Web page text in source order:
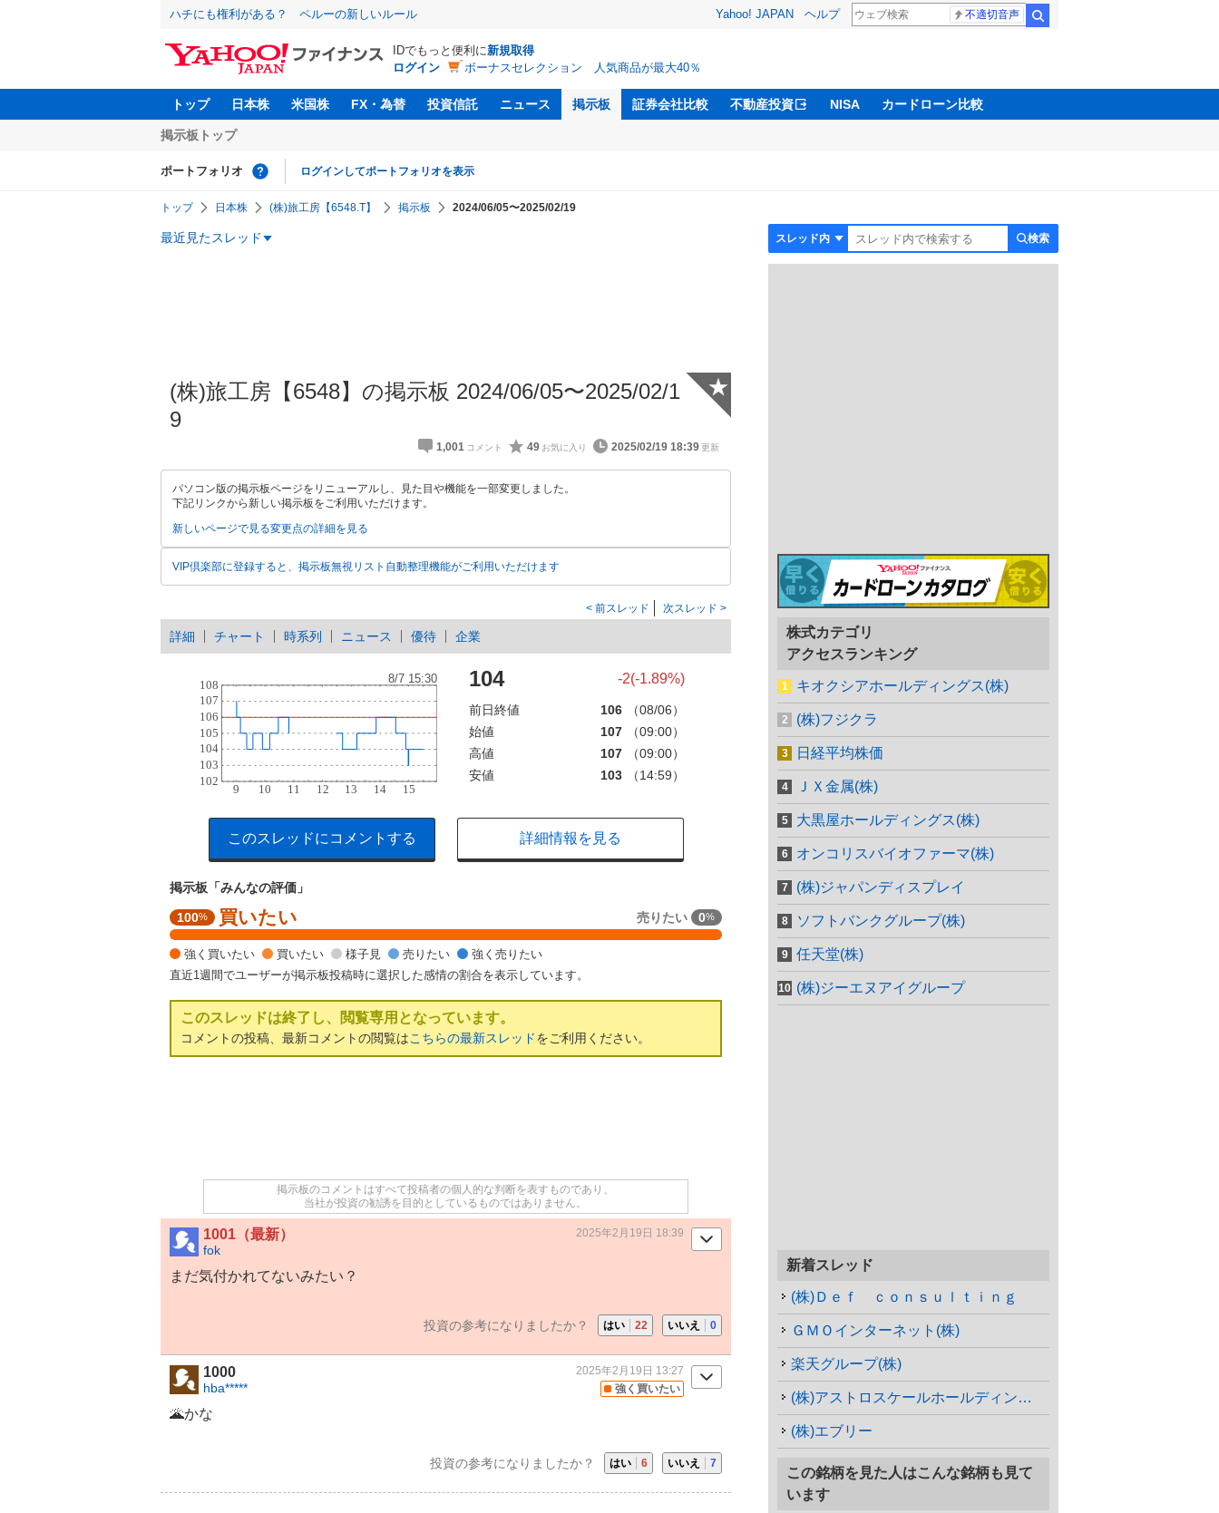
ハチにも権利がある？ ペルーの新しいルール Yahoo! JAPAN ヘルプ 不適切音声
IDでもっと便利に新規取得
ログイン
ボーナスセレクション 人気商品が最大40％
トップ 日本株 米国株 FX・為替 投資信託 ニュース 掲示板 証券会社比較 不動産投資 NISA カードローン比較
掲示板トップ
ポートフォリオ ログインしてポートフォリオを表示
トップ 日本株 (株)旅工房【6548.T】 掲示板 2024/06/05〜2025/02/19
最近見たスレッド 検索
(株)旅工房【6548】の掲示板 2024/06/05〜2025/02/1
9
1,001 49 2025/02/19 18:39
★
パソコン版の掲示板ページをリニューアルし、見た目や機能を一部変更しました。
下記リンクから新しい掲示板をご利用いただけます。
新しいページで見る変更点の詳細を見る
VIP倶楽部に登録すると、掲示板無視リスト自動整理機能がご利用いただけます
前スレッド 次スレッド
詳細 チャート 時系列 ニュース 優待 企業
104 -2(-1.89%)
前日終値 106
（08/06）
始値
107
（09:00）
高値
107
（09:00）
安値
103 （14:59）
このスレッドにコメントする 詳細情報を見る
掲示板「みんなの評価」
強
く
買
い
い
0
100% 買いたい 売りたい 0%
強く買いたい 買いたい 様子見 売りたい
強く売りたい
直近1週間でユーザーが掲示板投稿時に選択した感情の割合を表示しています。
このスレッドは終了し、閲覧専用となっています。
コメントの投稿、最新コメントの閲覧はこちらの最新スレッドをご利用ください。
掲示板のコメントはすべて投稿者の個人的な判断を表すものであり、
当社が投資の勧誘を目的としているものではありません。
1001（最新）
fok
2025年2月19日 18:39
まだ気付かれてないみたい？
投資の参考になりましたか？ はい 22 いいえ 0
1000
hba***** 強く買いたい
2025年2月19日 13:27
🌋かな
投資の参考になりましたか？ はい 6 いいえ 7
株式カテゴリ
アクセスランキング
キオクシアホールディングス(株)
(株)フジクラ
日経平均株価
ＪＸ金属(株)
大黒屋ホールディングス(株)
オンコリスバイオファーマ(株)
(株)ジャパンディスプレイ
ソフトバンクグループ(株)
任天堂(株)
(株)ジーエヌアイグループ
新着スレッド
(株)Ｄｅｆ ｃｏｎｓｕｌｔｉｎｇ
ＧＭＯインターネット(株)
楽天グループ(株)
(株)アストロスケールホールディングス
(株)エブリー
この銘柄を見た人はこんな銘柄も見て
います